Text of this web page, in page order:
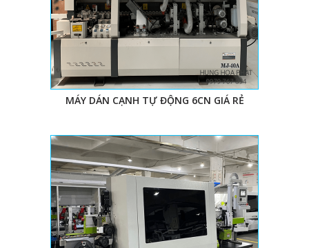
- Có thể xử lý các công đoạn khó khăn mà ngay cả nhân
công cũng ngán ngẫm=> máy dán cạnh cong, máy dán
cạnh vát 45.
III/ CÁCH LỰA CHỌN MÁY DÁN CHỈ TỰ ĐỘNG
Có nhiều loạimáy dán cạnh tự độngvới kiểu dáng, xuất
xứ, chức năng, và giá thành khác nhau. Nhiều khách
hàng thíchmáy dán cạnh tự độngChâu Âu cũ, nhiều
người lại thích máy Trung Quốc. Dù là máy sản xuất từ
nước nào, chúng ta cần phải lưu ý những đặc điểm sau
để mua được chiếc máy ưng ý:
MÁY DÁN CẠNH TỰ ĐỘNG 6CN GIÁ RẺ